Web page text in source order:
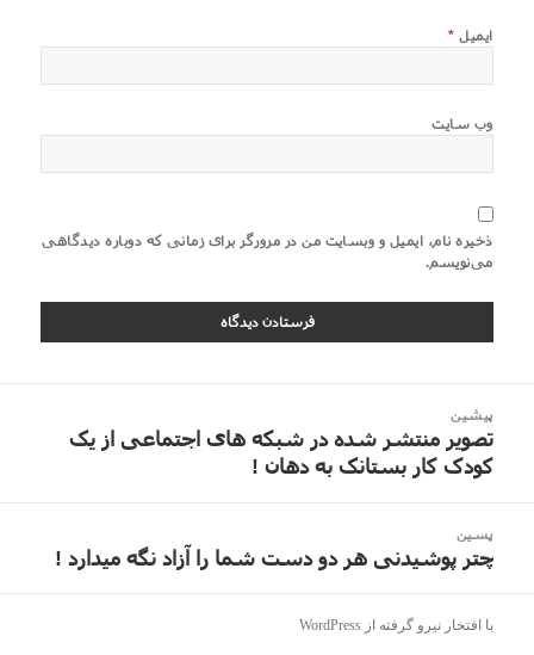
ایمیل *
وب‌ سایت
ذخیره نام، ایمیل و وبسایت من در مرورگر برای زمانی که دوباره دیدگاهی
می‌نویسم.
نوشته
پیشین
نوشته
قبلی:
تصویر منتشر شده در شبکه های اجتماعی از یک
کودک کار بستانک به دهان !
پسین
نوشته
چتر پوشیدنی هر دو دست شما را آزاد نگه میدارد !
با افتخار نیرو گرفته از WordPress